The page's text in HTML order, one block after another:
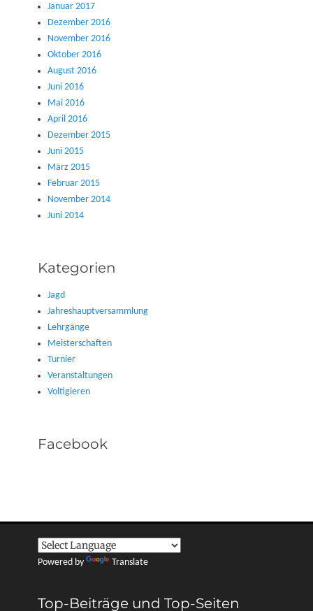
Januar 2017
Dezember 2016
November 2016
Oktober 2016
August 2016
Juni 2016
Mai 2016
April 2016
Dezember 2015
Juni 2015
März 2015
Februar 2015
November 2014
Juni 2014
Kategorien
Jagd
Jahreshauptversammlung
Lehrgänge
Meisterschaften
Turnier
Veranstaltungen
Voltigieren
Facebook
Powered by Translate
Top-Beiträge und Top-Seiten